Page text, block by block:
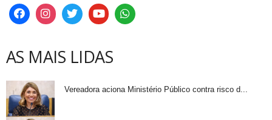
AS MAIS LIDAS
Vereadora aciona Ministério Público contra risco d...